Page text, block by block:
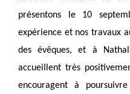
présentons le 10
expérience et nos travaux
des évêques, et à
accueillent très
encouragent à